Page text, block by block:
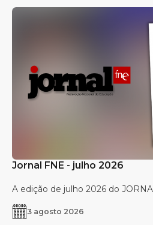
Jornal FNE - julho 2026
A edição de julho 2026 do
3 agosto 2026